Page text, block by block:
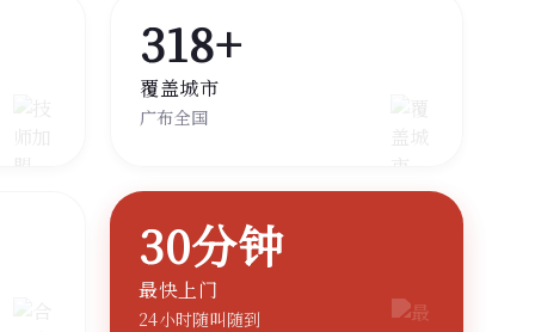
318+
覆盖城市
广布全国
30分钟
最快上门
24小时随叫随到